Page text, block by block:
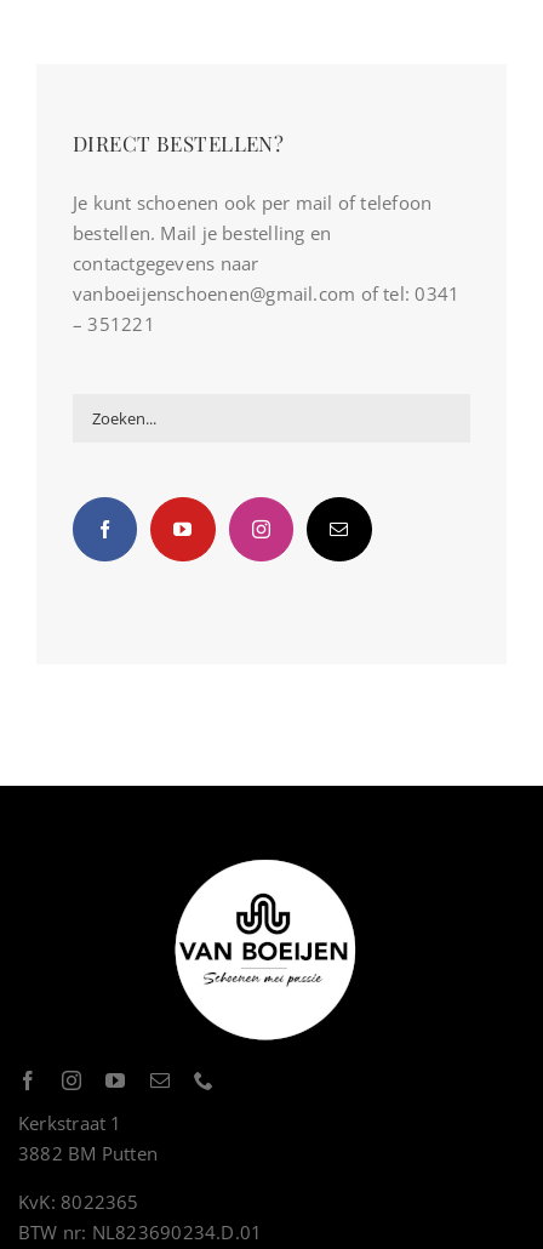
DIRECT BESTELLEN?
Je kunt schoenen ook per mail of telefoon
bestellen. Mail je bestelling en
contactgegevens naar
vanboeijenschoenen@gmail.com of tel: 0341
– 351221
Kerkstraat 1
3882 BM Putten
KvK: 8022365
BTW nr: NL823690234.D.01